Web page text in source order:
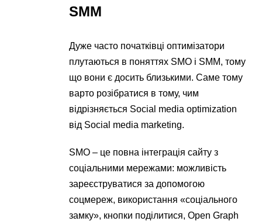
SMM
Дуже часто початківці оптимізатори
плутаються в поняттях SMO і SMM, тому
що вони є досить близькими. Саме тому
варто розібратися в тому, чим
відрізняється Social media optimization
від Social media marketing.
SMO – це повна інтеграція сайту з
соціальними мережами: можливість
зареєструватися за допомогою
соцмереж, використання «соціального
замку», кнопки поділитися, Open Graph